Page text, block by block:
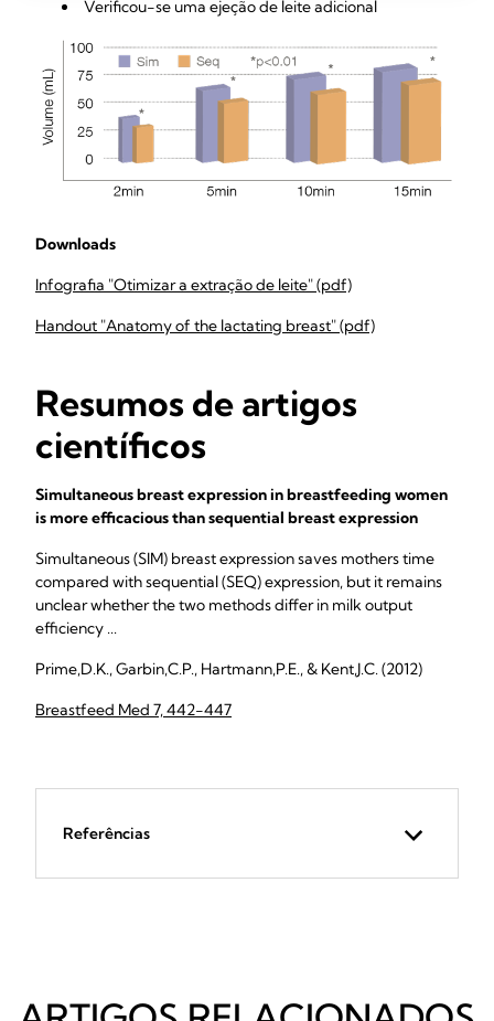
Verificou-se uma ejeção de leite adicional
Downloads
Infografia "Otimizar a extração de leite" (pdf)
Handout "Anatomy of the lactating breast" (pdf)
Resumos de artigos
científicos
Simultaneous breast expression in breastfeeding women
is more efficacious than sequential breast expression
Simultaneous (SIM) breast expression saves mothers time
compared with sequential (SEQ) expression, but it remains
unclear whether the two methods differ in milk output
efficiency ...
Prime,D.K., Garbin,C.P., Hartmann,P.E., & Kent,J.C. (2012)
Breastfeed Med 7, 442-447
Referências